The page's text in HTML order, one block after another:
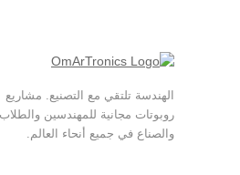
الهندسة تلتقي مع التصنيع. مشاريع
روبوتات مجانية للمهندسين والطلاب
والصناع في جميع أنحاء العالم.